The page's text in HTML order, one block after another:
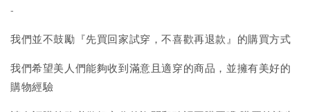
-
我們並不鼓勵『先買回家試穿，不喜歡再退款』的購買方式
我們希望美人們能夠收到滿意且適穿的商品，並擁有美好的
購物經驗